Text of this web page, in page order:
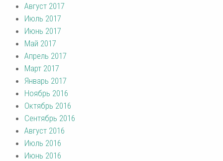
Август 2017
Июль 2017
Июнь 2017
Май 2017
Апрель 2017
Март 2017
Январь 2017
Ноябрь 2016
Октябрь 2016
Сентябрь 2016
Август 2016
Июль 2016
Июнь 2016